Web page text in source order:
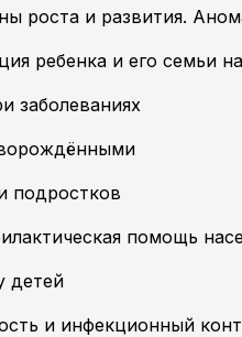
роста и развития.
ребенка и его семьи
заболеваниях
подростков
помощь
детей
и инфекционный